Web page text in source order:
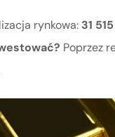
rynkowa: 31
Poprzez